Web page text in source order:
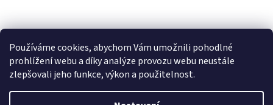
Používáme cookies, abychom Vám umožnili pohodlné
prohlížení webu a díky analýze provozu webu neustále
zlepšovali jeho funkce, výkon a použitelnost.
Vytvořil Shoptet